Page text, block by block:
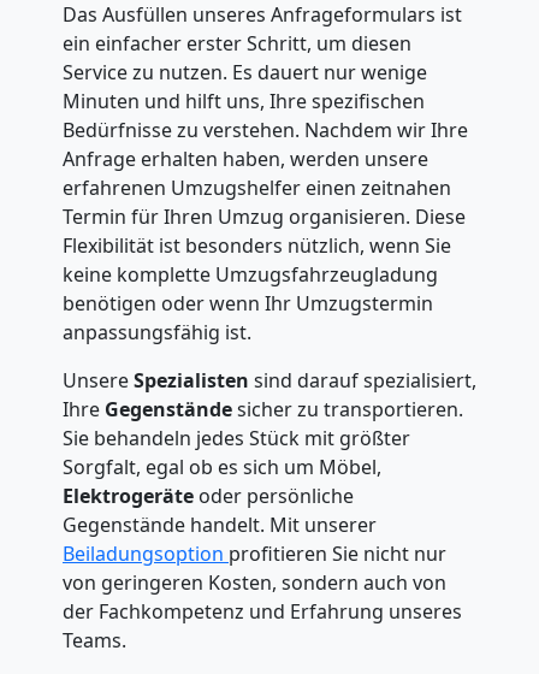
Das Ausfüllen unseres Anfrageformulars ist
ein einfacher erster Schritt, um diesen
Service zu nutzen. Es dauert nur wenige
Minuten und hilft uns, Ihre spezifischen
Bedürfnisse zu verstehen. Nachdem wir Ihre
Anfrage erhalten haben, werden unsere
erfahrenen Umzugshelfer einen zeitnahen
Termin für Ihren Umzug organisieren. Diese
Flexibilität ist besonders nützlich, wenn Sie
keine komplette Umzugsfahrzeugladung
benötigen oder wenn Ihr Umzugstermin
anpassungsfähig ist.
UnsereSpezialisten sind darauf spezialisiert,
Ihre Gegenständesicher zu transportieren.
Sie behandeln jedes Stück mit größter
Sorgfalt, egal ob es sich um Möbel,
Elektrogeräte oder persönliche
Gegenstände handelt. Mit unserer
Beiladungsoption profitieren Sie nicht nur
von geringeren Kosten, sondern auch von
der Fachkompetenz und Erfahrung unseres
Teams.